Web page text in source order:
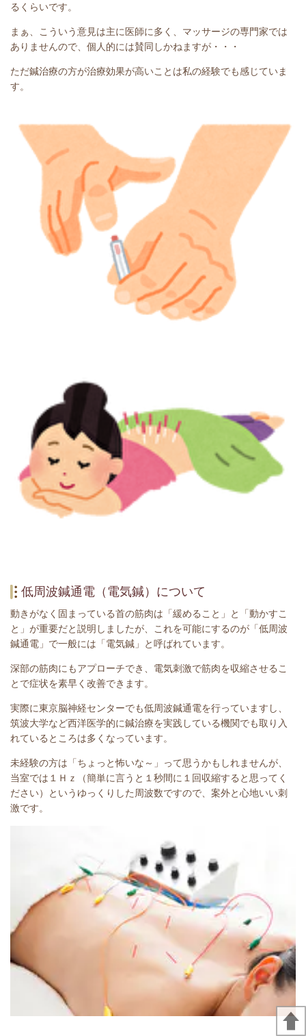
るくらいです。
まぁ、こういう意見は主に医師に多く、マッサージの専門家では
ありませんので、個人的には賛同しかねますが・・・
ただ鍼治療の方が治療効果が高いことは私の経験でも感じていま
す。
低周波鍼通電（電気鍼）について
動きがなく固まっている首の筋肉は「緩めること」と「動かすこ
と」が重要だと説明しましたが、これを可能にするのが「低周波
鍼通電」で一般には「電気鍼」と呼ばれています。
深部の筋肉にもアプローチでき、電気刺激で筋肉を収縮させるこ
とで症状を素早く改善できます。
実際に東京脳神経センターでも低周波鍼通電を行っていますし、
筑波大学など西洋医学的に鍼治療を実践している機関でも取り入
れているところは多くなっています。
未経験の方は「ちょっと怖いな～」って思うかもしれませんが、
当室では１Ｈｚ（簡単に言うと１秒間に１回収縮すると思ってく
ださい）というゆっくりした周波数ですので、案外と心地いい刺
激です。